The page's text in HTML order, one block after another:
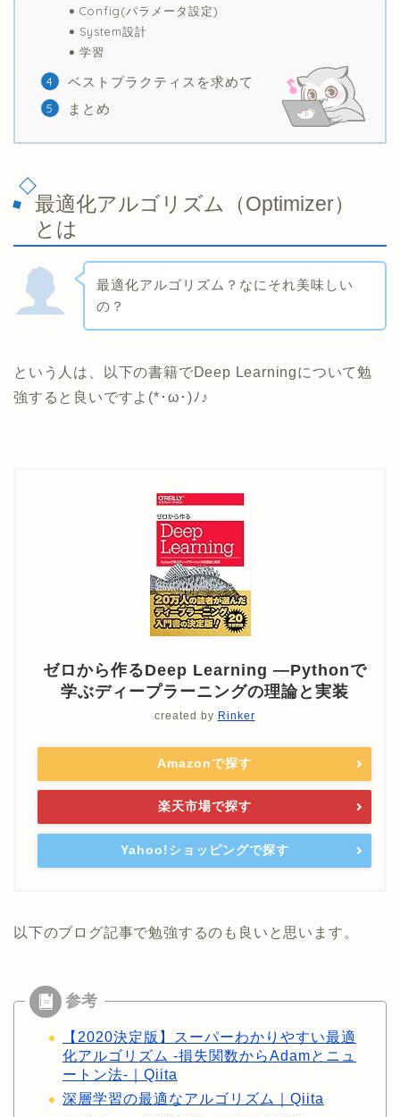
Config(パラメータ設定)
System設計
学習
ベストプラクティスを求めて
まとめ
最適化アルゴリズム（Optimizer）
とは
最適化アルゴリズム？なにそれ美味しい
の？
という人は、以下の書籍でDeep Learningについて勉
強すると良いですよ(*･ω･)ﾉ♪
ゼロから作るDeep Learning ―Pythonで
学ぶディープラーニングの理論と実装
created by Rinker
Amazonで探す
楽天市場で探す
Yahoo!ショッピングで探す
以下のブログ記事で勉強するのも良いと思います。
【2020決定版】スーパーわかりやすい最適
化アルゴリズム -損失関数からAdamとニュ
ートン法-｜Qiita
深層学習の最適なアルゴリズム｜Qiita